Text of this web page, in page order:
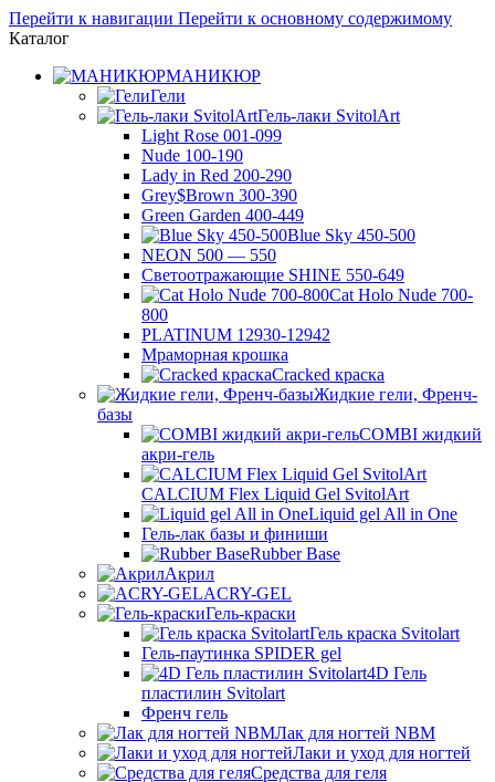
Перейти к навигации Перейти к основному содержимому
Каталог
МАНИКЮР
Гели
Гель-лаки SvitolArt
Light Rose 001-099
Nude 100-190
Lady in Red 200-290
Grey$Brown 300-390
Green Garden 400-449
Blue Sky 450-500
NEON 500 — 550
Светоотражающие SHINE 550-649
Cat Holo Nude 700-
800
PLATINUM 12930-12942
Мраморная крошка
Cracked краска
Жидкие гели, Френч-
базы
COMBI жидкий
акри-гель
CALCIUM Flex Liquid Gel SvitolArt
Liquid gel All in One
Гель-лак базы и финиши
Rubber Base
Акрил
ACRY-GEL
Гель-краски
Гель краска Svitolart
Гель-паутинка SPIDER gel
4D Гель
пластилин Svitolart
Френч гель
Лак для ногтей NBM
Лаки и уход для ногтей
Средства для геля